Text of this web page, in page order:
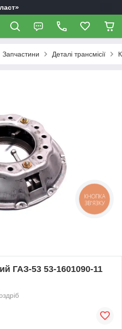
Запчастини Деталі трансмісії
ГАЗ-53 53-1601090-11
КНОПКА
ЗВ'ЯЗКУ